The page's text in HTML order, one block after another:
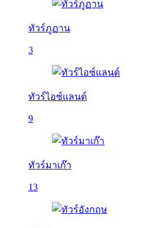
ทัวร์ภูฏาน
3
ทัวร์ไอซ์แลนด์
9
ทัวร์มาเก๊า
13